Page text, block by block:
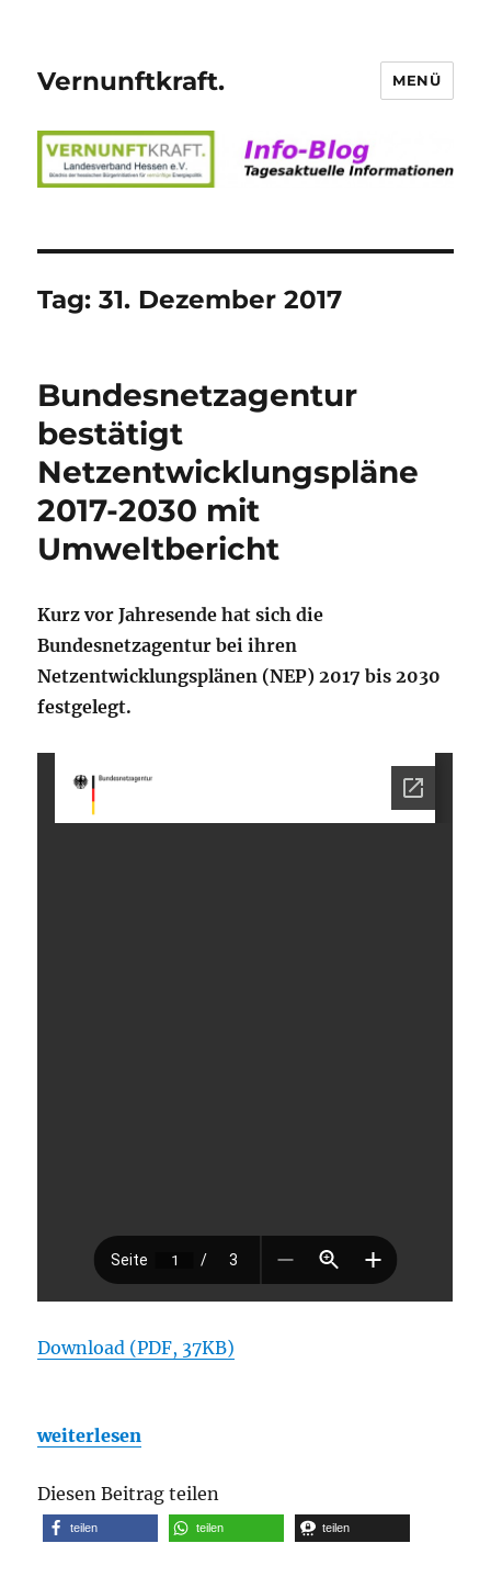
Vernunftkraft. MENÜ
Tag:31. Dezember 2017
Bundesnetzagentur
bestätigt
Netzentwicklungspläne
2017-2030 mit
Umweltbericht
Kurz vor Jahresende hat sich die
Bundesnetzagentur bei ihren
Netzentwicklungsplänen (NEP) 2017 bis 2030
festgelegt.
Download (PDF, 37KB)
„Bundesnetzagentur bestätigt
weiterlesen
Diesen Beitrag teilen
teilen teilen teilen